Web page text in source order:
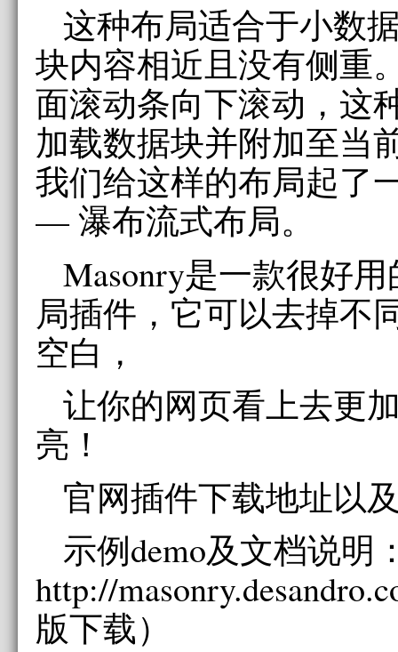
这种布局适合于小数
块内容相近且没有侧重
面滚动条向下滚动，这
加载数据块并附加至当
我们给这样的布局起了
— 瀑布流式布局。
Masonry是一款很好
局插件，它可以去掉不
空白，
让你的网页看上去更
亮！
官网插件下载地址以
示例demo及文档说明
http://
版下载）